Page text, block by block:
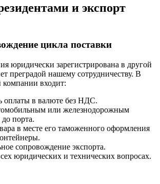
и экспорт
цикла поставки
юридически зарегистрирована в другой
преградой нашему сотрудничеству. В
компании входит:
оплаты в валюте без НДС.
или железнодорожным
порта.
в месте его таможенного оформления
сопровождение экспорта.
юридических и технических вопросах.